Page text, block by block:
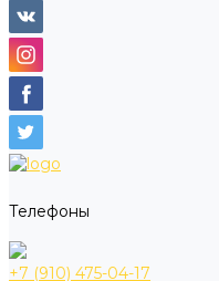
Телефоны
+7 (910) 475-04-17